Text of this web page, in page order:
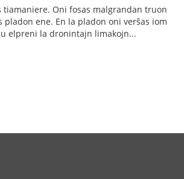
tiamaniere. Oni fosas malgrandan truon
pladon ene. En la pladon oni verŝas iom
elpreni la dronintajn limakojn...